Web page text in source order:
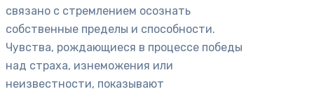
связано с стремлением осознать
собственные пределы и способности.
Чувства, рождающиеся в процессе победы
над страха, изнеможения или
неизвестности, показывают